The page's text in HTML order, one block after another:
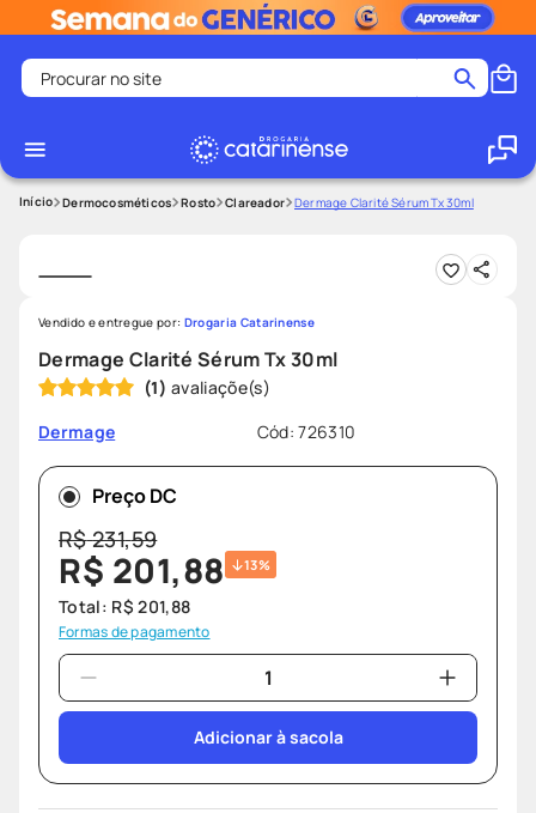
Procurar no site
1
2º
medley
4º
shampoo
5º
tadalafila
6º
lenço umedecido
7º
ozivy
8º
protetor solar
9º
fralda pampers
º teste gravidez
Dermocosméticos Rosto Clareador Dermage Clarité Sérum Tx 30ml
Dermage Clarité Sérum Tx 30ml
(1)
Dermage
Cód:726310
Vendido e entregue por: Drogaria Catarinense
Preço DC
R$231,59
R$ 201,88 13%
Total: R$ 201,88
Formas de pagamento
Adicionar à sacola